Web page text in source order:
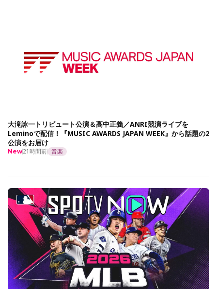
大滝詠一トリビュート公演＆高中正義／ANRI競演ライブを
Leminoで配信！『MUSIC AWARDS JAPAN WEEK』から話題の2
公演をお届け
New21時間前 音楽